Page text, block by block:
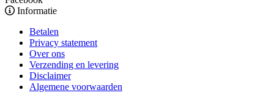
Informatie
Betalen
Privacy statement
Over ons
Verzending en levering
Disclaimer
Algemene voorwaarden